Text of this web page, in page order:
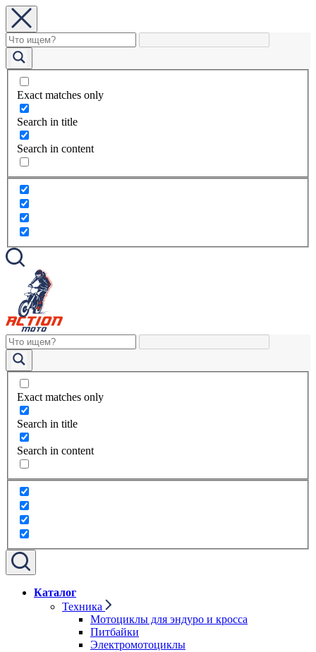
Exact matches only
Search in title
Search in content
Exact matches only
Search in title
Search in content
Каталог
Техника
Мотоциклы для эндуро и кросса
Питбайки
Электромотоциклы